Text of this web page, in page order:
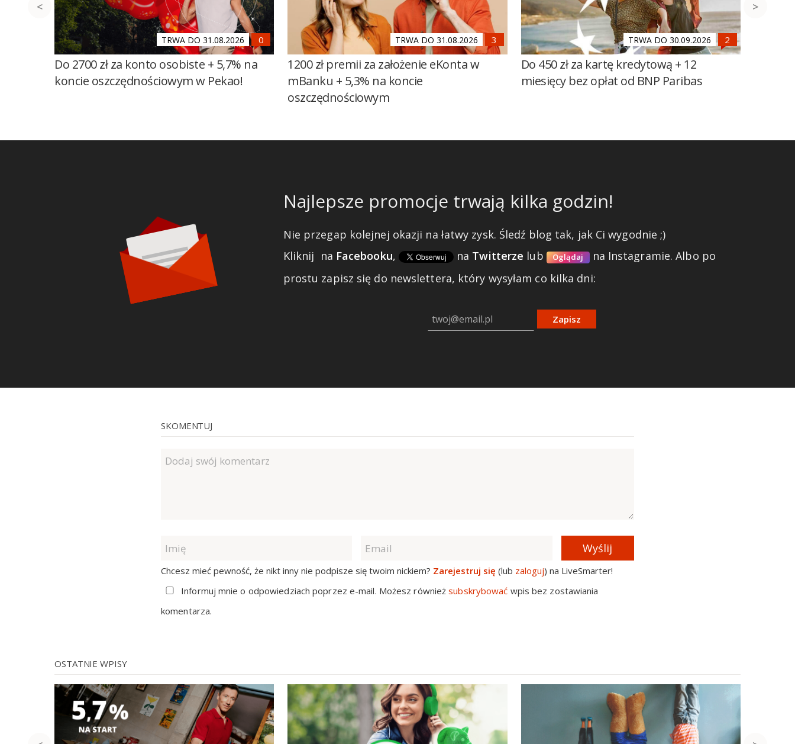
TRWA DO 31.08.2026
Do 2700 zł za konto osobiste + 5,7% na
koncie oszczędnościowym w Pekao!
TRWA DO 31.08.2026
1200 zł premii za założenie eKonta w
mBanku + 5,3% na koncie
oszczędnościowym
TRWA DO 30.09.2026
Do 450 zł za kartę kredytową + 12
miesięcy bez opłat od BNP Paribas
Najlepsze promocje trwają kilka godzin!
Nie przegap kolejnej okazji na łatwy zysk. Śledź blog tak, jak Ci wygodnie ;)
Kliknij na Facebooku, na Twitterze lub Oglądaj na Instagramie.Albo po
prostu zapisz się do newslettera, który wysyłam co kilka dni:
Zapisz
SKOMENTUJ
Wyślij
Chcesz mieć pewność, że nikt inny nie podpisze się twoim nickiem? Zarejestruj się (lub zaloguj) na LiveSmarter!
Informuj mnie o odpowiedziach poprzez e-mail. Możesz równieżsubskrybować wpis bez zostawiania
komentarza.
OSTATNIE WPISY